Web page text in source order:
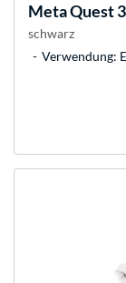
MetaQuest
schwarz
Verwendung: